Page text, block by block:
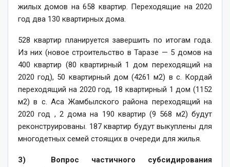
жилых домов на 658 квартир. Переходящие на 2020
год два 130 квартирных дома.
528 квартир планируется завершить по итогам года.
Из них (новое строительство в Таразе — 5 домов на
400 квартир (80 квартирный 1 дом переходящий на
2020 год), 50 квартирный дом (4261 м2) в с. Кордай
переходящий на 2020 год, 18 квартирный 1 дом (1152
м2) в с. Аса Жамбылского района переходящий на
2020 год , 2 дома на 190 квартир (9 568 м2) будут
реконструированы. 187 квартир будут выкуплены для
многодетных семей стоящих в очереди для жилья.
3) Вопрос частичного субсидирования